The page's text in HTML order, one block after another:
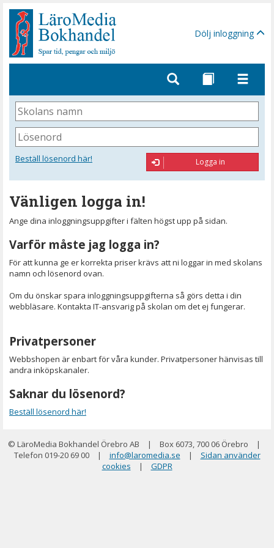
Gå
sidinnehåll
Dölj inloggning
Skolans
namn
Lösenord
Beställ lösenord här! Logga in
Vänligen logga in!
Ange dina inloggningsuppgifter i fälten högst upp på sidan.
Varför måste jag logga in?
För att kunna ge er korrekta priser krävs att ni loggar in med skolans
namn och lösenord ovan.
Om du önskar spara inloggningsuppgifterna så görs detta i din
webbläsare. Kontakta IT-ansvarig på skolan om det ej fungerar.
Privatpersoner
Webbshopen är enbart för våra kunder. Privatpersoner hänvisas till
andra inköpskanaler.
Saknar du lösenord?
Beställ lösenord här!
© LäroMedia Bokhandel Örebro AB | Box 6073, 700 06 Örebro
|
Telefon 019-20 69 00
| info@laromedia.se |
Sidan använder
cookies
| GDPR